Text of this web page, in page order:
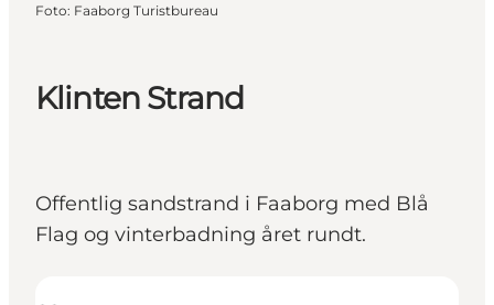
Klinten Strand
Offentlig sandstrand i Faaborg med Blå
Flag og vinterbadning året rundt.
Foto: Faaborg Turistbureau